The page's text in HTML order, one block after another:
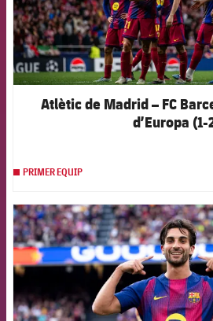
Atlètic de Madrid – FC
d’Europa (1-
PRIMER EQUIP
FCB